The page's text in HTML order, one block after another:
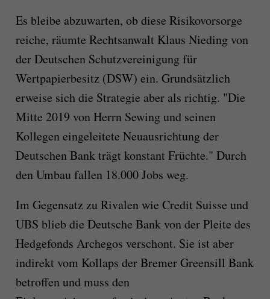
Es bleibe abzuwarten, ob diese Risikovorsorge
reiche, räumte Rechtsanwalt Klaus Nieding von
der Deutschen Schutzvereinigung für
Wertpapierbesitz (DSW) ein. Grundsätzlich
erweise sich die Strategie aber als richtig. "Die
Mitte 2019 von Herrn Sewing und seinen
Kollegen eingeleitete Neuausrichtung der
Deutschen Bank trägt konstant Früchte." Durch
den Umbau fallen 18.000 Jobs weg.
Im Gegensatz zu Rivalen wie Credit Suisse und
UBS blieb die Deutsche Bank von der Pleite des
Hedgefonds Archegos verschont. Sie ist aber
indirekt vom Kollaps der Bremer Greensill Bank
betroffen und muss den